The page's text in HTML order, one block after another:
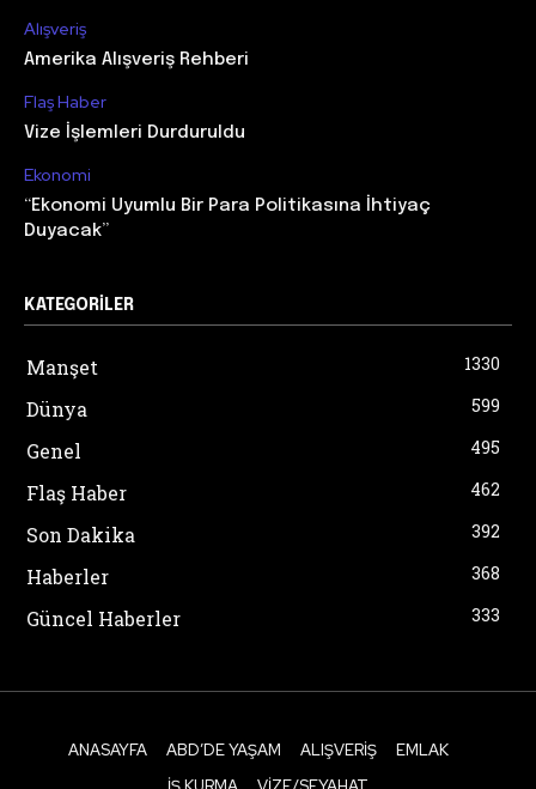
Alışveriş
Amerika Alışveriş Rehberi
Flaş Haber
Vize İşlemleri Durduruldu
Ekonomi
“Ekonomi Uyumlu Bir Para Politikasına İhtiyaç
Duyacak”
KATEGORILER
Manşet 1330
Dünya 599
Genel 495
Flaş Haber 462
Son Dakika 392
Haberler 368
Güncel Haberler 333
ANASAYFA ABD’DE YAŞAM ALIŞVERIŞ
EMLAK